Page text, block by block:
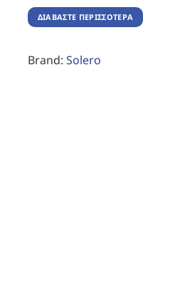
ΔΙΑΒΆΣΤΕ ΠΕΡΙΣΣΌΤΕΡΑ
Brand: Solero